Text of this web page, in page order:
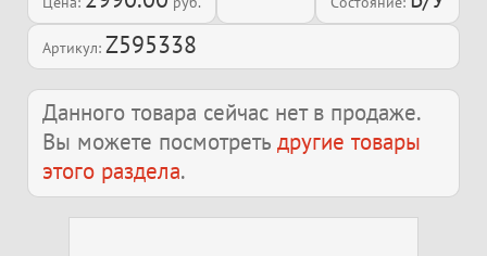
Артикул: Z595338
Данного товара сейчас нет в продаже.
Вы можете посмотреть другие товары
этого раздела.